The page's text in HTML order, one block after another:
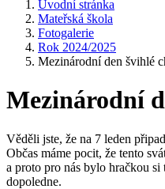
Úvodní stránka
Mateřská škola
Fotogalerie
Rok 2024/2025
Mezinárodní den švihlé
Mezinárodní
Věděli jste, že na 7 leden
Občas máme pocit, že tento
a proto pro nás bylo hračkou
dopoledne.